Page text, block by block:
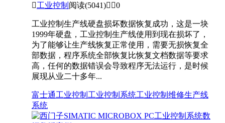
工业控制 阅读(5041) 0
工业控制生产线硬盘损坏数据恢复成功，这是一块
1999年硬盘，工业控制生产线使用到现在损坏了，
为了能够让生产线恢复正常使用，需要无损恢复全
部数据，程序系统全部恢复比恢复文档数据等要求
高，任何的数据错误会导致程序无法运行，是时候
展现从业二十多年...
富士通工业控制 工业控制系统工业控制维修生产线
系统